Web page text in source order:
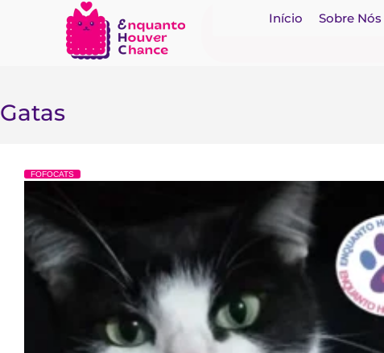
Início Sobre Nós
Gatas
FOFOCATS